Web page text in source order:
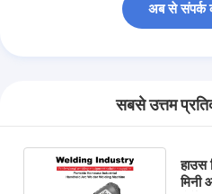
अब से संपर्क
सबसे उत्तम
हाउस
मिनी